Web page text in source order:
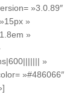
»3.0.89″
»
»
»
»#486066″